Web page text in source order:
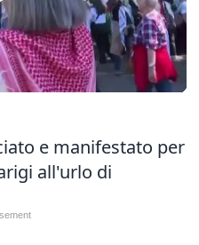
e manifestato per
all'urlo di